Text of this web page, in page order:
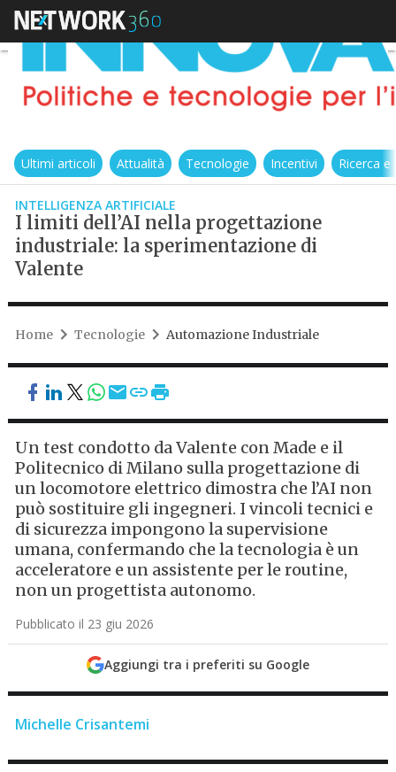
Ultimi articoli Attualità Tecnologie Incentivi Ricerca
INTELLIGENZA ARTIFICIALE
I limiti dell’AI nella progettazione
industriale: la sperimentazione di
Valente
Home Tecnologie Automazione Industriale
Un test condotto da Valente con Made e il
Politecnico di Milano sulla progettazione di
un locomotore elettrico dimostra che l’AI non
può sostituire gli ingegneri. I vincoli tecnici e
di sicurezza impongono la supervisione
umana, confermando che la tecnologia è un
acceleratore e un assistente per le routine,
non un progettista autonomo.
Pubblicato il 23 giu 2026
Aggiungi tra i preferiti su Google
Michelle Crisantemi